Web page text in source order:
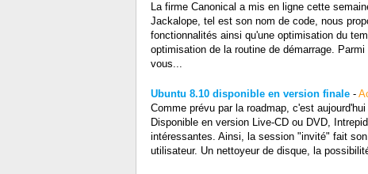
La firme Canonical a mis en ligne cette
Jackalope, tel est son nom de code, nous
fonctionnalités ainsi qu'une optimisation du
optimisation de la routine de démarrage.
vous...
Ubuntu 8.10 disponible en version finale-
Comme prévu par la roadmap, c'est
Disponible en version Live-CD ou DVD,
intéressantes. Ainsi, la session "invité" fait
utilisateur. Un nettoyeur de disque, la